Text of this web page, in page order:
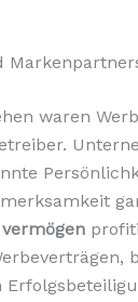
waren